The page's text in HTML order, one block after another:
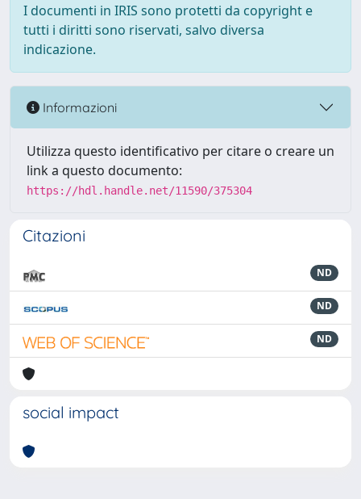
I documenti in IRIS sono protetti da copyright e
tutti i diritti sono riservati, salvo diversa
indicazione.
Informazioni
Utilizza questo identificativo per citare o creare un
link a questo documento:
https://hdl.handle.net/11590/375304
Citazioni
ND
ND
ND
social impact